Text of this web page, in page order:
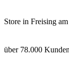
Store in Freising
über 78.000 Kunden